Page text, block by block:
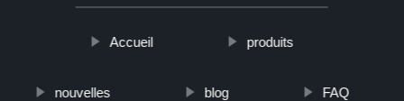
Accueil produits
nouvelles blog FAQ